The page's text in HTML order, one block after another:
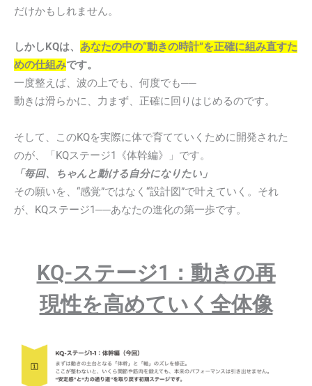
だけかもしれません。
しかしKQは、 あなたの中の“動きの時計”を正確に組み直すた
めの仕組みです。
一度整えば、波の上でも、何度でも──
動きは滑らかに、力まず、正確に回りはじめるのです。
そして、このKQを実際に体で育てていくために開発された
のが、「KQステージ1《体幹編》」です。
「毎回、ちゃんと動ける自分になりたい」
その願いを、“感覚”ではなく“設計図”で叶えていく。それ
が、KQステージ1──あなたの進化の第一歩です。
KQ-ステージ1：動きの再
現性を高めていく全体像